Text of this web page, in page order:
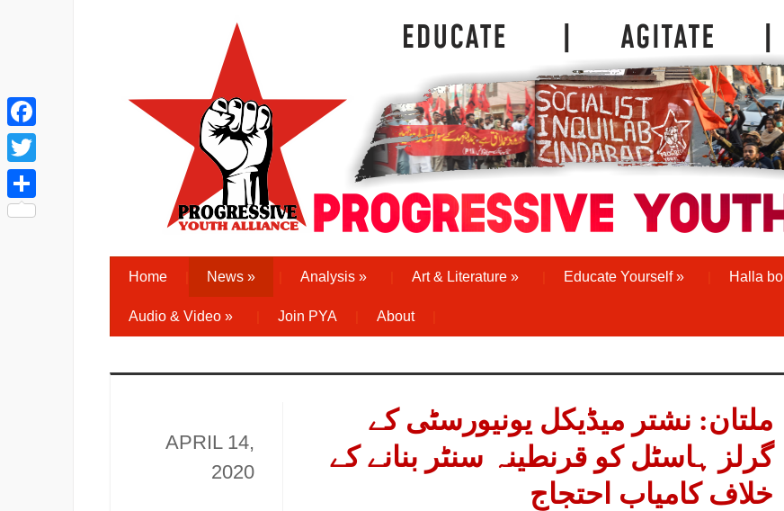
Home News » Analysis » Art & Literature » Educate Yourself» Halla bol
Audio & Video » Join PYA About
APRIL 14,
2020
ملتان: نشتر میڈیکل یونیورسٹی کے
گرلز ہاسٹل کو قرنطینہ سنٹر بنانے کے
خلاف کامیاب احتجاج
Facebook
Twitter
Share